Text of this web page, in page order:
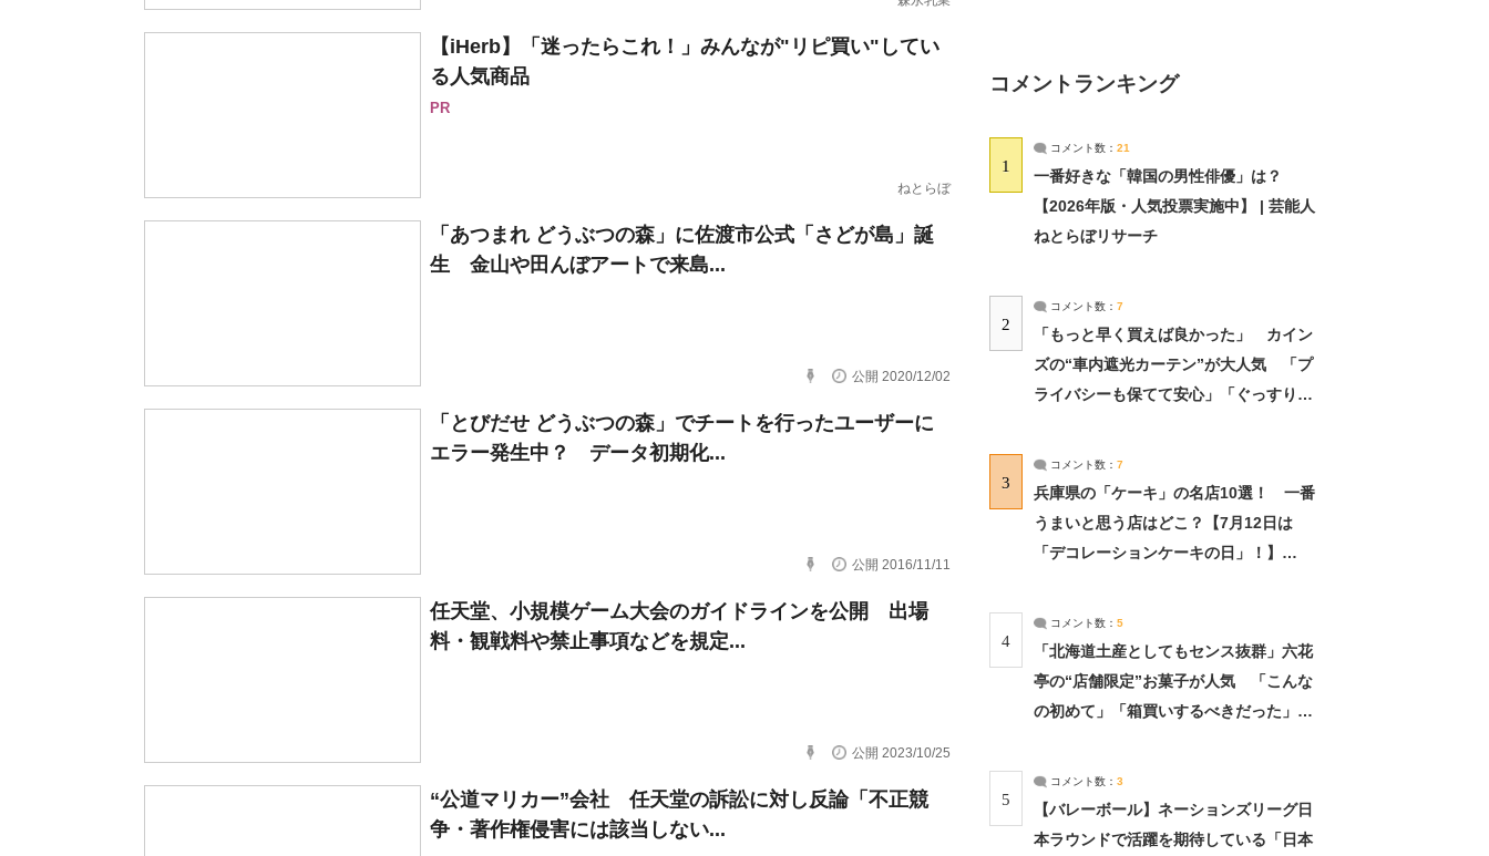
【iHerb】「迷ったらこれ！」みんなが"リピ買い"してい
る人気商品
PR
ねとらぼ
「あつまれ どうぶつの森」に佐渡市公式「さどが島」誕
生 金山や田んぼアートで来島...
公開 2020/12/02
「とびだせ どうぶつの森」でチートを行ったユーザーに
エラー発生中？ データ初期化...
公開 2016/11/11
任天堂、小規模ゲーム大会のガイドラインを公開 出場
料・観戦料や禁止事項などを規定...
公開 2023/10/25
“公道マリカー”会社 任天堂の訴訟に対し反論「不正競
争・著作権侵害には該当しない...
コメントランキング
1
コメント数： 21
一番好きな「韓国の男性俳優」は？
【2026年版・人気投票実施中】 | 芸能人
ねとらぼリサーチ
2
コメント数： 7
「もっと早く買えば良かった」 カイン
ズの“車内遮光カーテン”が大人気 「プ
ライバシーも保てて安心」「ぐっすり眠
3
コメント数： 7
兵庫県の「ケーキ」の名店10選！ 一番
うまいと思う店はどこ？【7月12日は
「デコレーションケーキの日」！】
4
コメント数： 5
「北海道土産としてもセンス抜群」六花
亭の“店舗限定”お菓子が人気 「こんな
の初めて」「箱買いするべきだった」
5
コメント数： 3
【バレーボール】ネーションズリーグ日
本ラウンドで活躍を期待している「日本